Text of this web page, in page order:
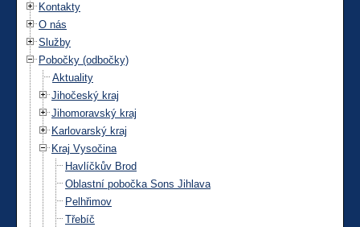
Kontakty
O nás
Služby
Pobočky (odbočky)
Aktuality
Jihočeský kraj
Jihomoravský kraj
Karlovarský kraj
Kraj Vysočina
Havlíčkův Brod
Oblastní pobočka Sons Jihlava
Pelhřimov
Třebíč